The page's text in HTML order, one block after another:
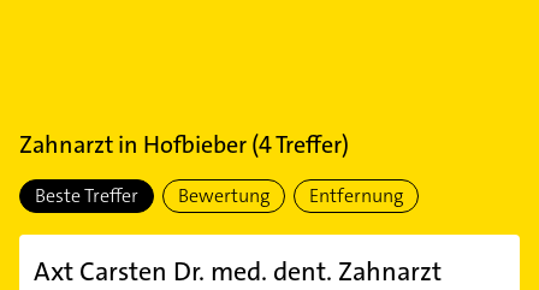
Zahnarztin Hofbieber(4Treffer)
Beste Treffer Bewertung Entfernung
Axt Carsten Dr. med. dent. Zahnarzt